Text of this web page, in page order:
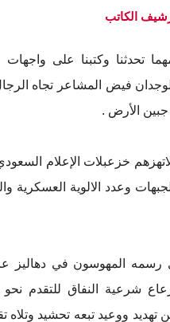
الكاتب
تحدثنا وكتبنا على
فيض المشاعر تجاه
جبين الأرض .
خزعبلات الإعلام
وعدد الالوية العسكرية
المهوسون في دهاليز
شرعية النفاق للتقدم
تهديد ووعيد تبعه تحشيد